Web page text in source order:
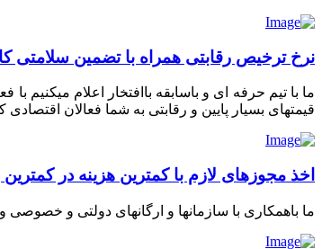
نرخ ترخیص رقابتی همراه با تضمین سلامتی
ما با تیم حرفه ای و باسابقه باافتخار اعلام میکنیم
قیمتهای بسیار پایین و رقابتی به شما فعالان اقتصادی
اخذ مجوزهای لازم با کمترین هزینه در
ما باهمکاری با سازمانها و ارگانهای دولتی و